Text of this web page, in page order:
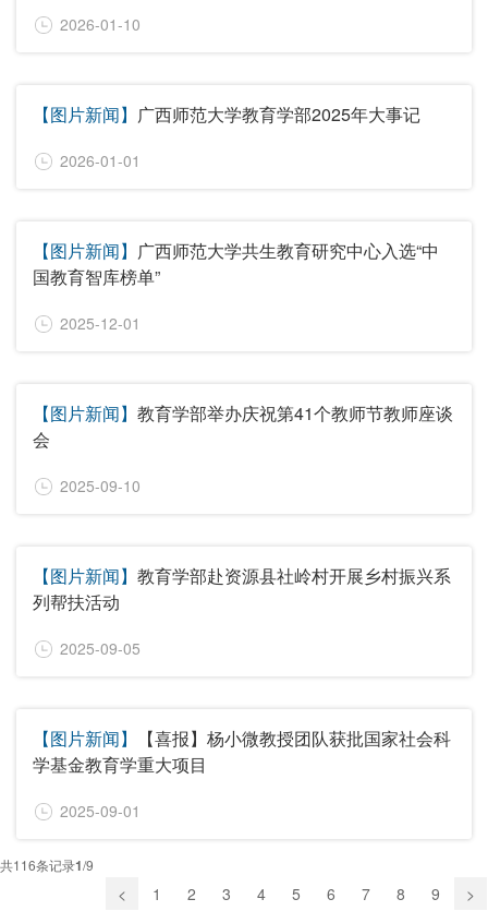
2026-01-10
【图片新闻】 广西师范大学教育学部2025年大事记
2026-01-01
【图片新闻】 广西师范大学共生教育研究中心入选“中
国教育智库榜单”
2025-12-01
【图片新闻】 教育学部举办庆祝第41个教师节教师座谈
会
2025-09-10
【图片新闻】 教育学部赴资源县社岭村开展乡村振兴系
列帮扶活动
2025-09-05
【图片新闻】
【喜报】杨小微教授团队获批国家社会科
学基金教育学重大项目
2025-09-01
共116条记录1/9
< 1 2 3 4 5 6 7 8 9 >